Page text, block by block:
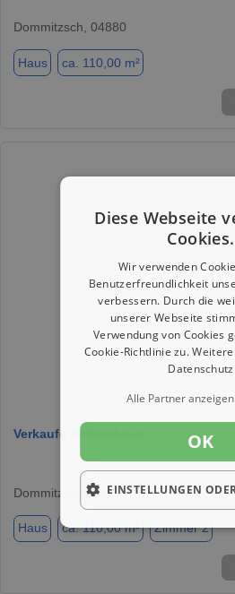
Dommitzsch, 04880
Haus ca. 110,00 m²
Verkaufe Reihenhaus
Dommitzsch, 04880
Haus ca. 110,00 m² Zimmer 2
Diese Webseite
Cookies.
Wir verwenden
Benutzerfreundlichkeit
verbessern. Durch die
unserer Webseite
Verwendung von Cookies
Cookie-Richtlinie zu.
Datenschutz
Alle Partner anzeigen
OK
EINSTELLUNGEN